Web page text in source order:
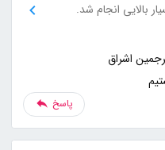
بالایی انجام شد.
پاسخ